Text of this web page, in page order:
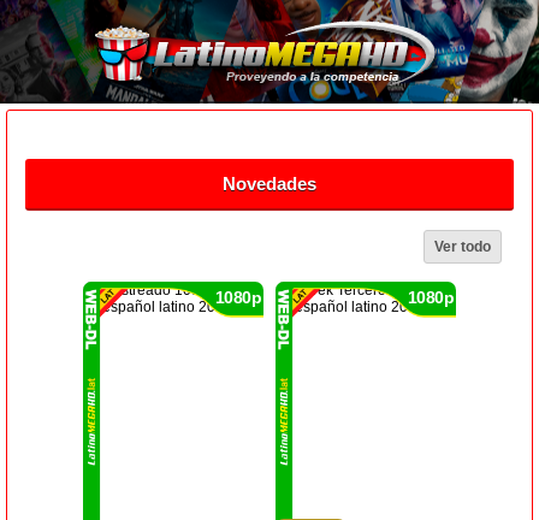
Novedades
Ver todo
1080p 1080p